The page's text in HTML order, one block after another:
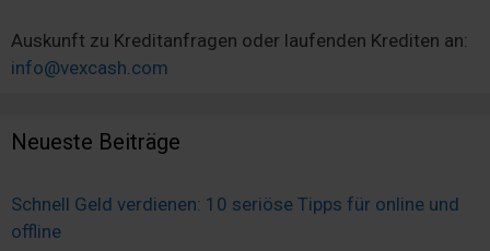
Auskunft zu Kreditanfragen oder laufenden Krediten an:
info@vexcash.com
Neueste Beiträge
Schnell Geld verdienen: 10 seriöse Tipps für online und
offline